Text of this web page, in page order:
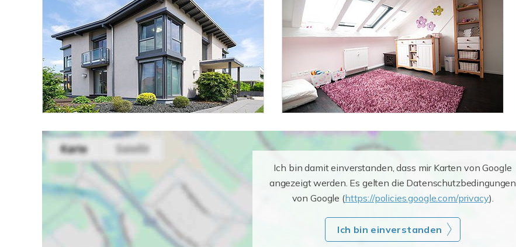
Ich bin damit einverstanden, dass mir Karten von Google
angezeigt werden. Es gelten die Datenschutzbedingungen
von Google (https://policies.google.com/privacy).
Ich bin einverstanden